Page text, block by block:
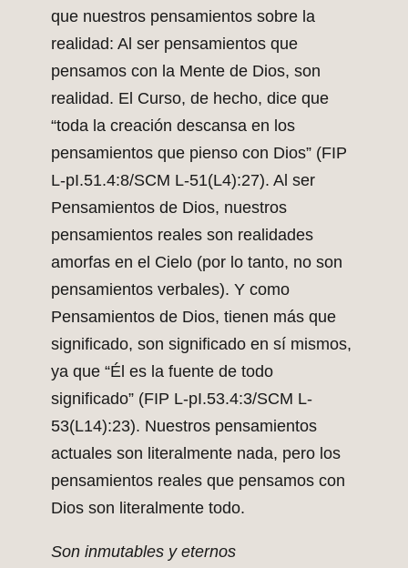
que nuestros pensamientos sobre la
realidad: Al ser pensamientos que
pensamos con la Mente de Dios, son
realidad. El Curso, de hecho, dice que
“toda la creación descansa en los
pensamientos que pienso con Dios” (FIP
L-pI.51.4:8/SCM L-51(L4):27). Al ser
Pensamientos de Dios, nuestros
pensamientos reales son realidades
amorfas en el Cielo (por lo tanto, no son
pensamientos verbales). Y como
Pensamientos de Dios, tienen más que
significado, son significado en sí mismos,
ya que “Él es la fuente de todo
significado” (FIP L-pI.53.4:3/SCM L-
53(L14):23). Nuestros pensamientos
actuales son literalmente nada, pero los
pensamientos reales que pensamos con
Dios son literalmente todo.
Son inmutables y eternos